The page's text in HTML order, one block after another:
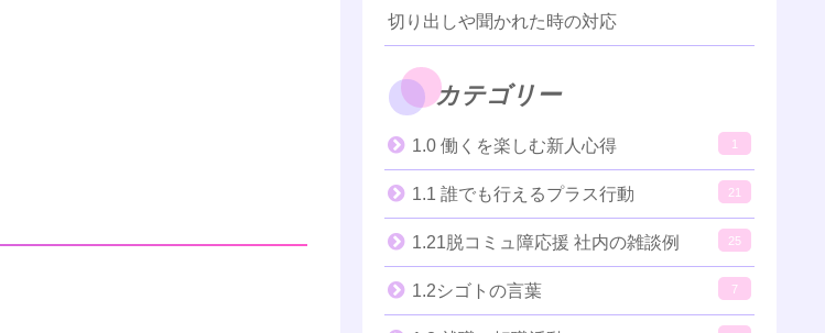
切り出しや聞かれた時の対応
カテゴリー
1.0 働くを楽しむ新人心得 1
1.1 誰でも行えるプラス行動 21
1.21脱コミュ障応援 社内の雑談例 25
1.2シゴトの言葉 7